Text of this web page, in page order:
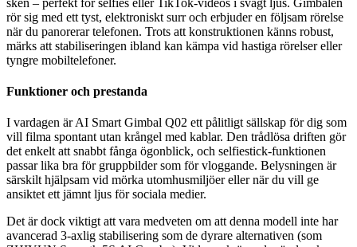
rör sig med ett tyst, elektroniskt surr och erbjuder en följsam rörelse
när du panorerar telefonen. Trots att konstruktionen känns robust,
märks att stabiliseringen ibland kan kämpa vid hastiga rörelser eller
tyngre mobiltelefoner.
Funktioner och prestanda
I vardagen är AI Smart Gimbal Q02 ett pålitligt sällskap för dig som
vill filma spontant utan krångel med kablar. Den trådlösa driften gör
det enkelt att snabbt fånga ögonblick, och selfiestick-funktionen
passar lika bra för gruppbilder som för vloggande. Belysningen är
särskilt hjälpsam vid mörka utomhusmiljöer eller när du vill ge
ansiktet ett jämnt ljus för sociala medier.
Det är dock viktigt att vara medveten om att denna modell inte har
avancerad 3-axlig stabilisering som de dyrare alternativen (som